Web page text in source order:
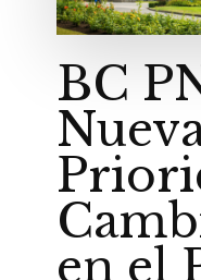
BC
en el